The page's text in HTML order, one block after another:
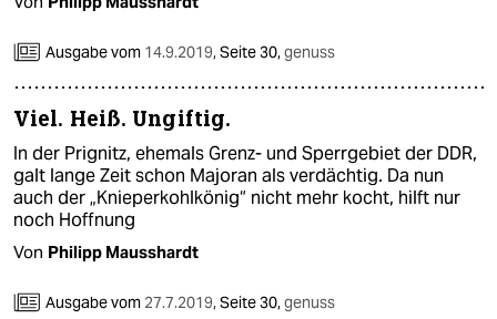
Ausgabe vom 14.9.2019,Seite 30,genuss
Viel. Heiß. Ungiftig.
In der Prignitz, ehemals Grenz- und Sperrgebiet der DDR,
galt lange Zeit schon Majoran als verdächtig. Da nun
auch der „Knieperkohlkönig“ nicht mehr kocht, hilft nur
noch Hoffnung
Von Philipp Mausshardt
Ausgabe vom 27.7.2019,Seite 30,genuss